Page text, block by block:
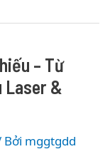
– Từ
Laser &
Bởi mggtgdd